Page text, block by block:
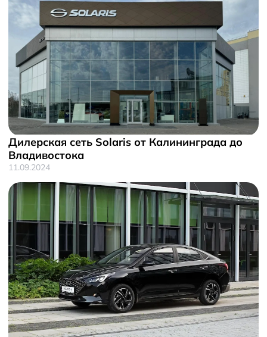
Дилерская сеть Solaris от Калининграда до
Владивостока
11.09.2024